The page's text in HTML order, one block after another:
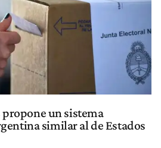
un sistema
similar al de Estados